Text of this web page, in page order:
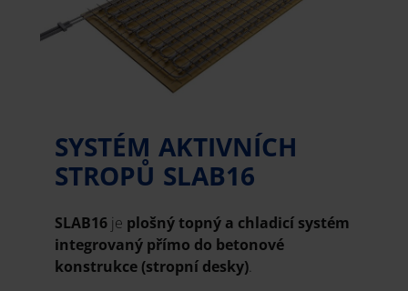
SYSTÉM AKTIVNÍCH
STROPŮ SLAB16
SLAB16 je plošný topný a chladicí systém
integrovaný přímo do betonové
konstrukce (stropní desky).